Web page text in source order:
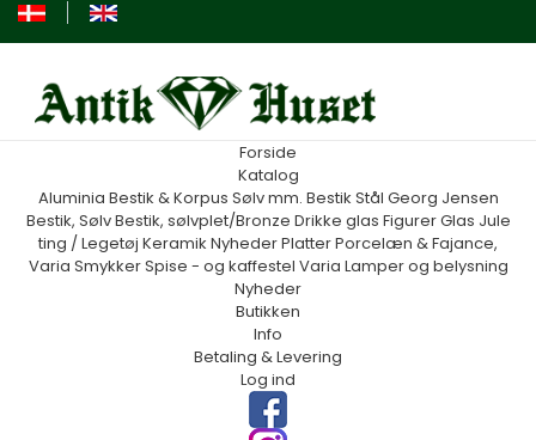
Forside
Katalog
Aluminia Bestik & Korpus Sølv mm. Bestik Stål Georg Jensen
Bestik, SølvBestik, sølvplet/Bronze Drikke glas FigurerGlas Jule
ting / Legetøj Keramik NyhederPlatterPorcelæn & Fajance,
Varia SmykkerSpise - og kaffestel Varia Lamper og belysning
Nyheder
Butikken
Info
Betaling & Levering
Log ind